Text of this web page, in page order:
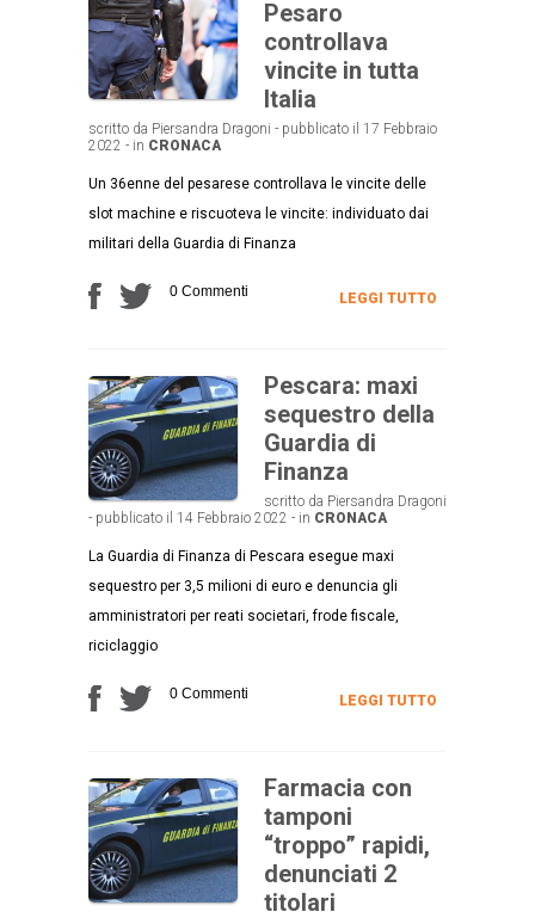
Pesaro
controllava
vincite in tutta
Italia
scritto da Piersandra Dragoni - pubblicato il 17 Febbraio
2022 - in CRONACA
Un 36enne del pesarese controllava le vincite delle
slot machine e riscuoteva le vincite: individuato dai
militari della Guardia di Finanza
0 Commenti LEGGI TUTTO
Pescara: maxi
sequestro della
Guardia di
Finanza
scritto da Piersandra Dragoni
- pubblicato il 14 Febbraio 2022 - in CRONACA
La Guardia di Finanza di Pescara esegue maxi
sequestro per 3,5 milioni di euro e denuncia gli
amministratori per reati societari, frode fiscale,
riciclaggio
0 Commenti LEGGI TUTTO
Farmacia con
tamponi
“troppo” rapidi,
denunciati 2
titolari